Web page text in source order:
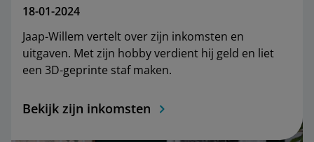
18-01-2024
Jaap-Willem vertelt over zijn inkomsten en
uitgaven. Met zijn hobby verdient hij geld en liet
een 3D-geprinte staf maken.
Bekijk zijn inkomsten